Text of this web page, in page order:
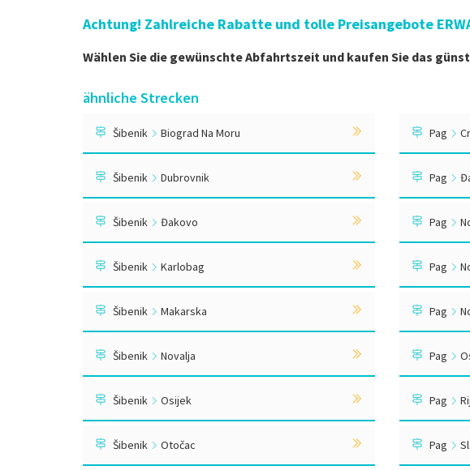
Achtung! Zahlreiche Rabatte und tolle Preisangebote
Wählen Sie die gewünschte Abfahrtszeit und kaufen Sie das
ähnliche Strecken
Šibenik Biograd Na Moru
Šibenik Dubrovnik
Šibenik Đakovo
Šibenik Karlobag
Šibenik Makarska
Šibenik Novalja
Šibenik Osijek
Šibenik Otočac
Pag
Pag
Pag
Pag
Pag
Pag
Pag
Pag